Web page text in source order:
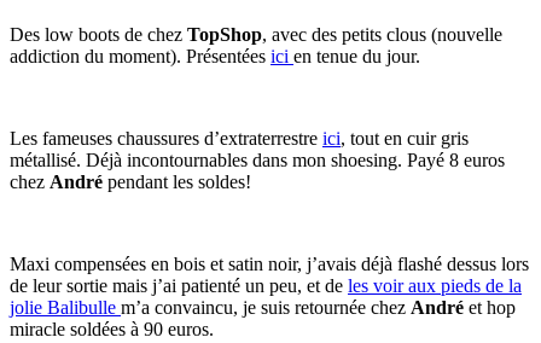
Des low boots de chez TopShop, avec des petits clous (nouvelle
addiction du moment). Présentées ici en tenue du jour.
Les fameuses chaussures d’extraterrestre ici, tout en cuir gris
métallisé. Déjà incontournables dans mon shoesing. Payé 8 euros
chez André pendant les soldes!
Maxi compensées en bois et satin noir, j’avais déjà flashé dessus lors
de leur sortie mais j’ai patienté un peu, et de les voir aux pieds de la
jolie Balibulle m’a convaincu, je suis retournée chez André et hop
miracle soldées à 90 euros.